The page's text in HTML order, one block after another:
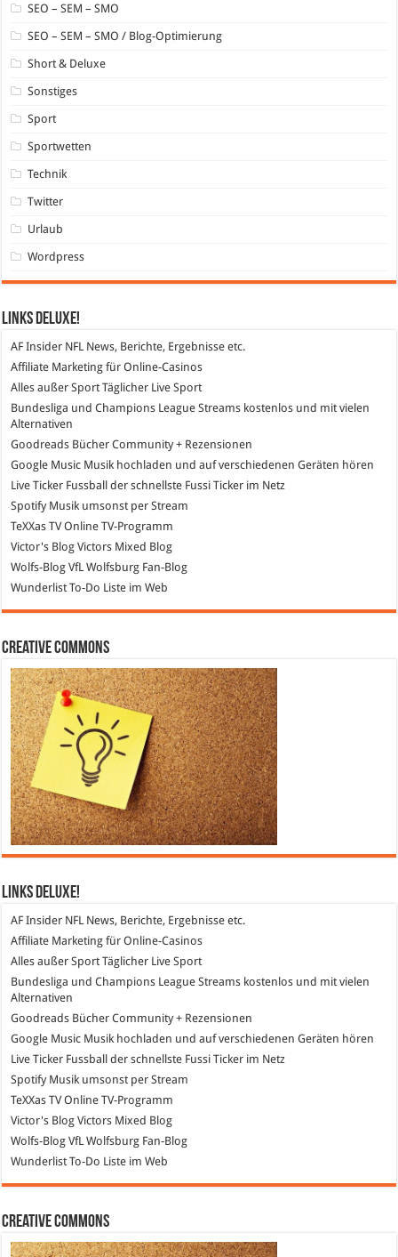
SEO – SEM – SMO
SEO – SEM – SMO / Blog-Optimierung
Short & Deluxe
Sonstiges
Sport
Sportwetten
Technik
Twitter
Urlaub
Wordpress
Links DeLuXe!
AF Insider NFL News, Berichte, Ergebnisse etc.
Affiliate Marketing für Online-Casinos
Alles außer Sport Täglicher Live Sport
Bundesliga und Champions League Streams kostenlos und mit vielen
Alternativen
Goodreads Bücher Community + Rezensionen
Google Music Musik hochladen und auf verschiedenen Geräten hören
Live Ticker Fussball der schnellste Fussi Ticker im Netz
SpotifyMusik umsonst per Stream
TeXXas TVOnline TV-Programm
Victor's Blog Victors Mixed Blog
Wolfs-Blog VfL Wolfsburg Fan-Blog
Wunderlist To-Do Liste im Web
Creative Commons
Links DeLuXe!
AF Insider NFL News, Berichte, Ergebnisse etc.
Affiliate Marketing für Online-Casinos
Alles außer SportTäglicher Live Sport
Bundesliga und Champions League Streams kostenlos und mit vielen
Alternativen
Goodreads Bücher Community + Rezensionen
Google Music Musik hochladen und auf verschiedenen Geräten hören
Live Ticker Fussball
der schnellste Fussi Ticker im Netz
SpotifyMusik umsonst per Stream
TeXXas TVOnline TV-Programm
Victor's Blog Victors Mixed Blog
Wolfs-Blog VfL Wolfsburg Fan-Blog
WunderlistTo-Do Liste im Web
Creative Commons